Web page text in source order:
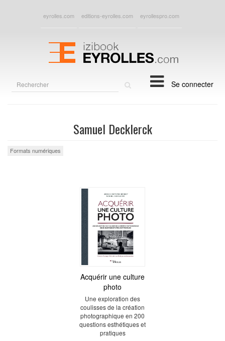
eyrolles.com editions-eyrolles.com eyrollespro.com
Se connecter
Samuel Decklerck
Formats numériques
Acquérir une culture
photo
Une exploration des
coulisses de la création
photographique en 200
questions esthétiques et
pratiques